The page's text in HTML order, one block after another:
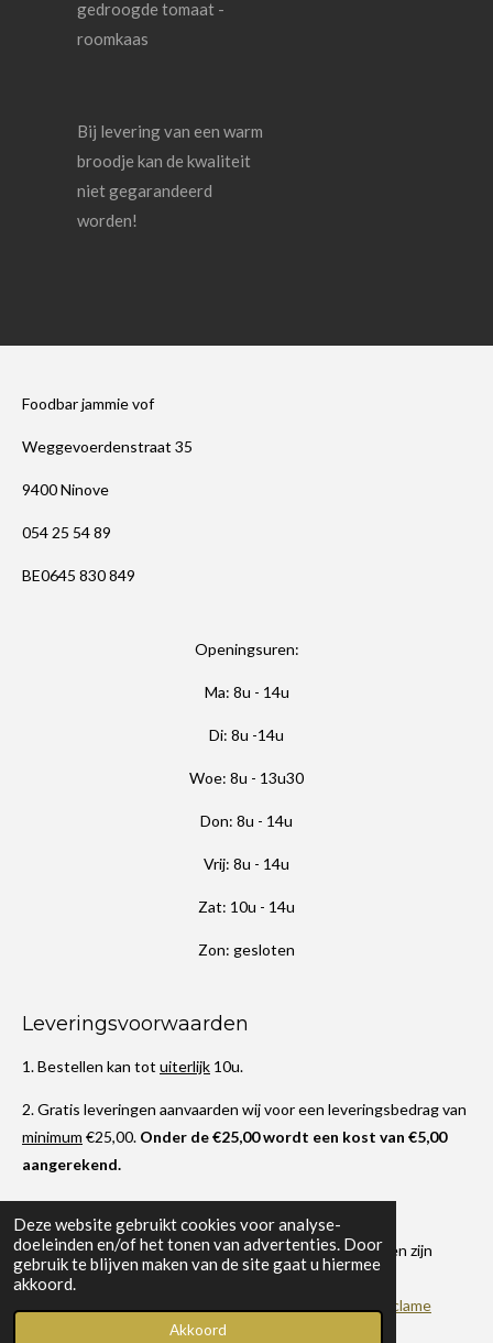
Deze website gebruikt cookies voor analyse-
doeleinden en/of het tonen van advertenties. Door
gebruik te blijven maken van de site gaat u hiermee
akkoord.
Akkoord
gedroogde tomaat -
roomkaas
Bij levering van een warm
broodje kan de kwaliteit
niet gegarandeerd
worden!
Foodbar jammie vof
Weggevoerdenstraat 35
9400 Ninove
054 25 54 89
BE0645 830 849
Openingsuren:
Ma: 8u - 14u
Di: 8u -14u
Woe: 8u - 13u30
Don: 8u - 14u
Vrij: 8u - 14u
Zat: 10u - 14u
Zon: gesloten
Leveringsvoorwaarden
1. Bestellen kan tot uiterlijk 10u.
2. Gratis leveringen aanvaarden wij voor een leveringsbedrag van
minimum €25,00. Onder de €25,00 wordt een kost van €5,00
aangerekend.
3. Wij leveren binnen een straal van 5km.
Leveringen gebeuren tussen 10u30 en 12u. Afwijkingen zijn
steeds mogelijk.
Roeba reclame